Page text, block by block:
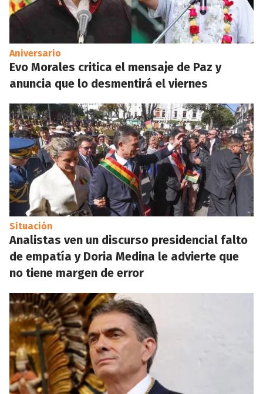
Aniversario
Evo Morales critica el mensaje de Paz y
anuncia que lo desmentirá el viernes
Situación
Analistas ven un discurso presidencial falto
de empatía y Doria Medina le advierte que
no tiene margen de error